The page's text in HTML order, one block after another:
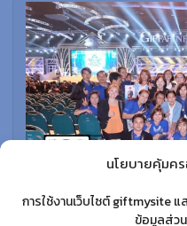
นโยบายคุ้มค
การใช้งานเว็บไซต์ giftmysite
ข้อมูลส่ว